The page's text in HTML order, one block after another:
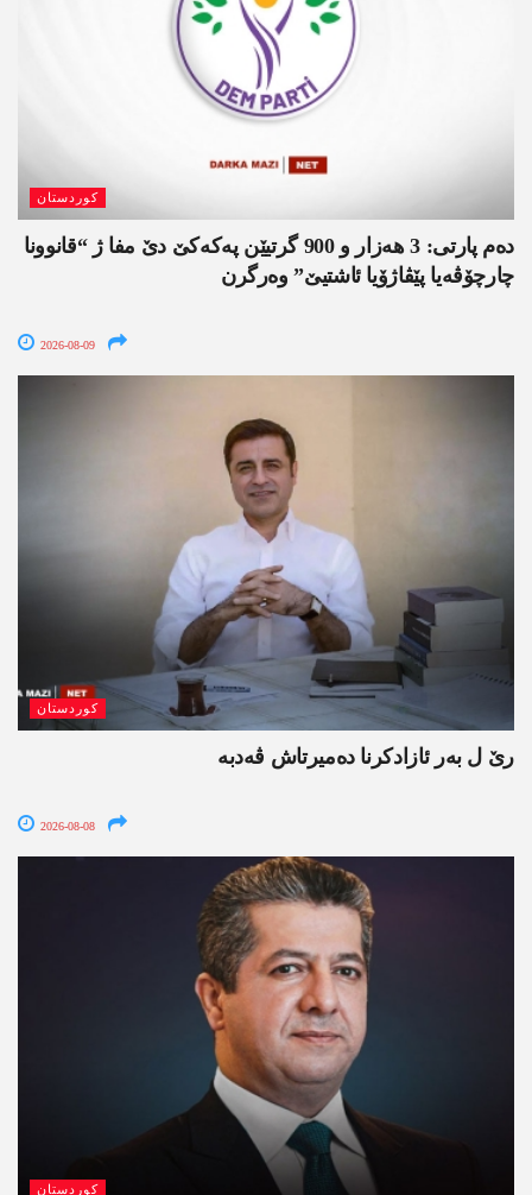
کوردستان
دەم پارتی: 3 ھەزار و 900 گرتیێن پەکەکێ دێ مفا ژ “قانوونا
چارچۆڤەیا پێڤاژۆیا ئاشتیێ” وەرگرن
2026-08-09
کوردستان
رێ ل بەر ئازادکرنا دەمیرتاش ڤەدبە
2026-08-08
کوردستان